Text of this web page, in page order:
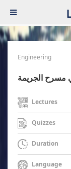
Engineering
في مسرح الجريمة
Lectures
Quizzes
Duration
Language